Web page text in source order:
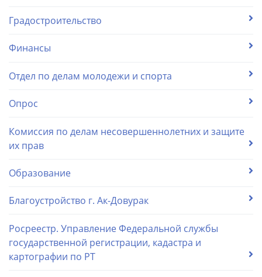
Градостроительство
Финансы
Отдел по делам молодежи и спорта
Опрос
Комиссия по делам несовершеннолетних и защите
их прав
Образование
Благоустройство г. Ак-Довурак
Росреестр. Управление Федеральной службы
государственной регистрации, кадастра и
картографии по РТ